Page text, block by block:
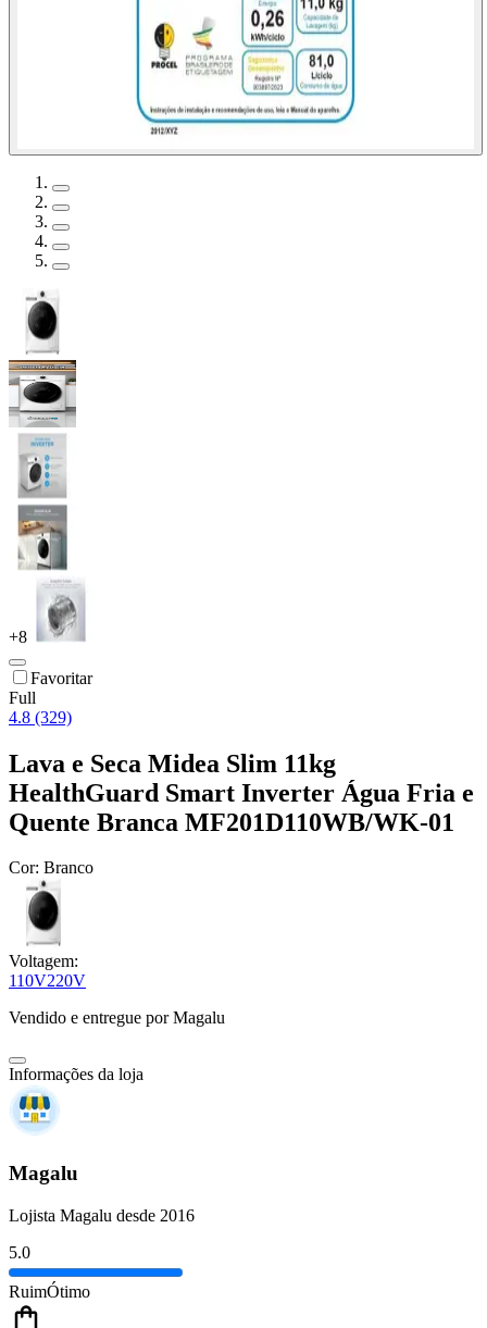
+8
Favoritar
Full
4.8 (329)
Lava e Seca Midea Slim 11kg
HealthGuard Smart Inverter Água Fria e
Quente Branca MF201D110WB/WK-01
Cor: Branco
Voltagem:
110V220V
Vendido e entregue por Magalu
Informações da loja
Magalu
Lojista Magalu desde 2016
5.0
RuimÓtimo